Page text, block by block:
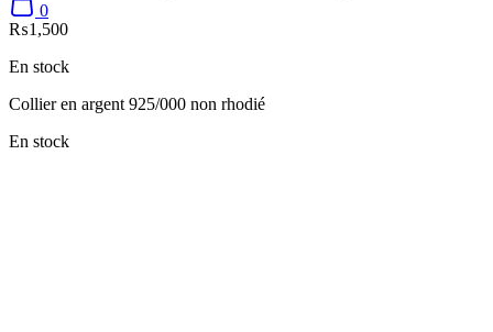
0
₨1,500
En stock
Collier en argent 925/000 non rhodié
En stock